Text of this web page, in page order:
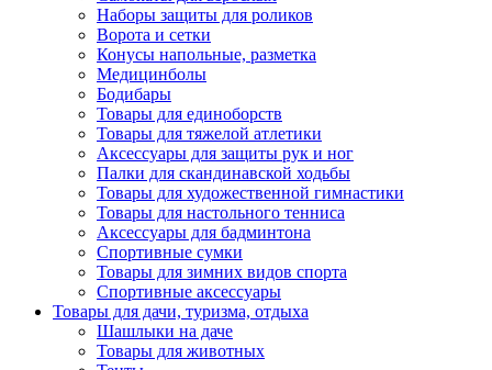
Наборы защиты для роликов
Ворота и сетки
Конусы напольные, разметка
Медицинболы
Бодибары
Товары для единоборств
Товары для тяжелой атлетики
Аксессуары для защиты рук и ног
Палки для скандинавской ходьбы
Товары для художественной гимнастики
Товары для настольного тенниса
Аксессуары для бадминтона
Спортивные сумки
Товары для зимних видов спорта
Спортивные аксессуары
Товары для дачи, туризма, отдыха
Шашлыки на даче
Товары для животных